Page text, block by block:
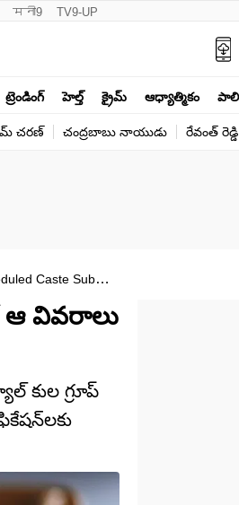
मनी9 TV9-UP
ట్రెండింగ్ హెల్త్‌ క్రైమ్ ఆధ్యాత్మికం
చ‌ర‌ణ్‌ చంద్రబాబు నాయుడు రేవంత్ రెడ్డి
Caste Sub
ఆ వివరాలు
కుల గ్రూప్‌